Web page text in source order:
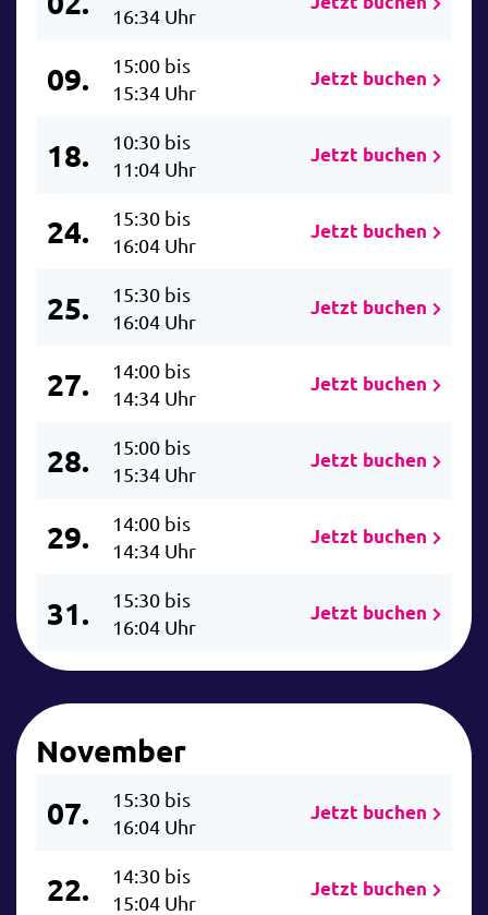
16:34 Uhr
09.
15:00 bis
15:34 Uhr
Jetzt buchen
18.
10:30 bis
11:04 Uhr
Jetzt buchen
24.
15:30 bis
16:04 Uhr
Jetzt buchen
25.
15:30 bis
16:04 Uhr
Jetzt buchen
27.
14:00 bis
14:34 Uhr
Jetzt buchen
28.
15:00 bis
15:34 Uhr
Jetzt buchen
29.
14:00 bis
14:34 Uhr
Jetzt buchen
31.
15:30 bis
16:04 Uhr
Jetzt buchen
November
07.
15:30 bis
16:04 Uhr
Jetzt buchen
22.
14:30 bis
15:04 Uhr
Jetzt buchen